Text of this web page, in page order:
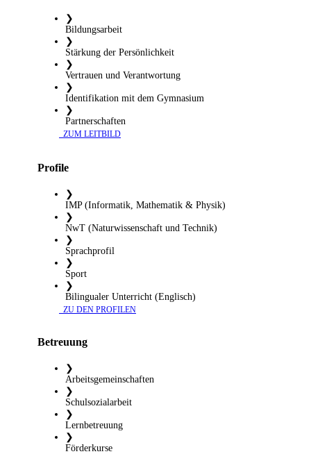
❯
Bildungsarbeit
❯
Stärkung der Persönlichkeit
❯
Vertrauen und Verantwortung
❯
Identifikation mit dem Gymnasium
❯
Partnerschaften
​ ZUM LEITBILD
Profile
❯
IMP (Informatik, Mathematik & Physik)
❯
NwT (Naturwissenschaft und Technik)
❯
Sprachprofil
❯
Sport
❯
Bilingualer Unterricht (Englisch)
​ ZU DEN PROFILEN
Betreuung
❯
Arbeitsgemeinschaften
❯
Schulsozialarbeit
❯
Lernbetreuung
❯
Förderkurse